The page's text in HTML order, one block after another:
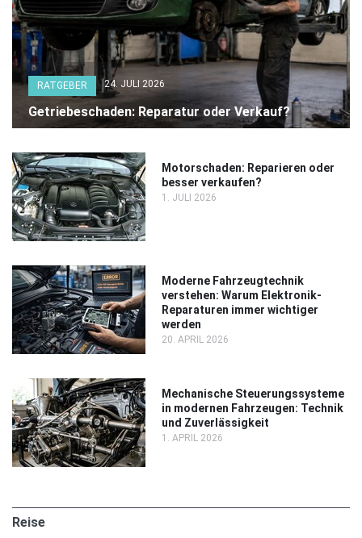
RATGEBER 24. JULI 2026
Getriebeschaden: Reparatur oder Verkauf?
Motorschaden: Reparieren oder
besser verkaufen?
1. JULI 2026
Moderne Fahrzeugtechnik
verstehen: Warum Elektronik-
Reparaturen immer wichtiger
werden
20. APRIL 2026
Mechanische Steuerungssysteme
in modernen Fahrzeugen: Technik
und Zuverlässigkeit
1. APRIL 2026
Reise